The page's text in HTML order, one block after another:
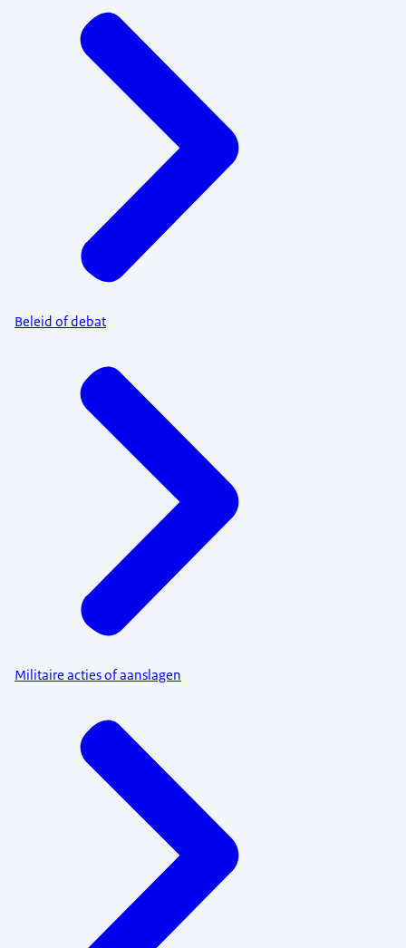
Beleid of debat
Militaire acties of aanslagen